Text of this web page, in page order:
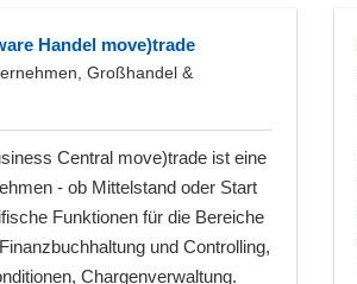
Handel move)trade
Großhandel &
Central move)trade ist eine
- ob Mittelstand oder Start
Funktionen für die Bereiche
und Controlling,
Chargenverwaltung.